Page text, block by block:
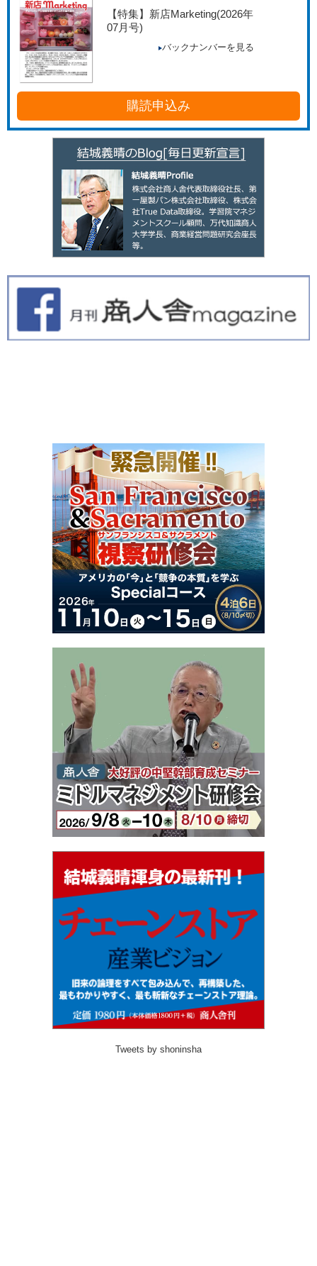
【特集】新店Marketing(2026年
07月号)
バックナンバーを見る
購読申込み
Tweets by shoninsha